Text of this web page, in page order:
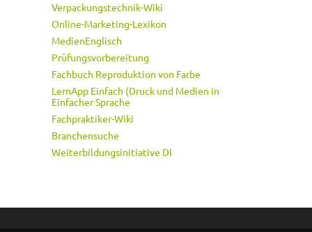
Verpackungstechnik-Wiki
Online-Marketing-Lexikon
MedienEnglisch
Prüfungsvorbereitung
Fachbuch Reproduktion von Farbe
LernApp Einfach (Druck und Medien in
Einfacher Sprache
Fachpraktiker-Wiki
Branchensuche
Weiterbildungsinitiative DI